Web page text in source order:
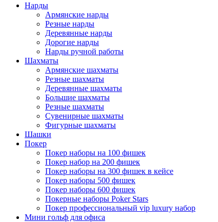
Нарды
Армянские нарды
Резные нарды
Деревянные нарды
Дорогие нарды
Нарды ручной работы
Шахматы
Армянские шахматы
Резные шахматы
Деревянные шахматы
Большие шахматы
Резные шахматы
Сувенирные шахматы
Фигурные шахматы
Шашки
Покер
Покер наборы на 100 фишек
Покер набор на 200 фишек
Покер наборы на 300 фишек в кейсе
Покер наборы 500 фишек
Покер наборы 600 фишек
Покерные наборы Poker Stars
Покер профессиональный vip luxury набор
Мини гольф для офиса